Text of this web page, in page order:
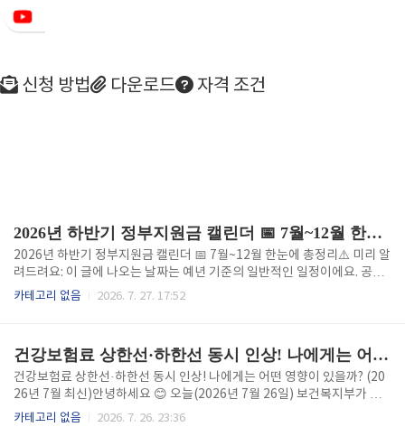
신청 방법 다운로드 자격 조건
2026년 하반기 정부지원금 캘린더 📅 7월~12월 한눈에 총정리
2026년 하반기 정부지원금 캘린더 📅 7월~12월 한눈에 총정리⚠️ 미리 알
려드려요: 이 글에 나오는 날짜는 예년 기준의 일반적인 일정이에요. 공휴
일이나 지자체 사정에 따라 며칠씩 바뀔 수 있으니, 신청 전에는 꼭 정부24
분 "자동으로 주는" 게 아니라 내가 직접 신청해야만 받을 수 있어요.그리
고 신청 기간이 짧으면 2주 정도밖에 안 되는 것도 있어서, 달력에 미리 표
시해두지 않으면 진짜 순식간에 지나가 버려요. 그래서 이번 글 하나로 하
반기 전체 흐름을 딱 잡아드리려고 해요 😊 정부..
카테고리 없음 2026. 7. 27. 17:52
건강보험료 상한선·하한선 동시 인상! 나에게는 어떤 영향이 있을까? (2026년 7월 최신)
건강보험료 상한선·하한선 동시 인상! 나에게는 어떤 영향이 있을까? (20
26년 7월 최신)안녕하세요 😊 오늘(2026년 7월 26일) 보건복지부가 건
강보험료 상한선과 하한선을 동시에 올리는 개편안을 발표했어요. "초고
카테고리 없음 2026. 7. 26. 23:36